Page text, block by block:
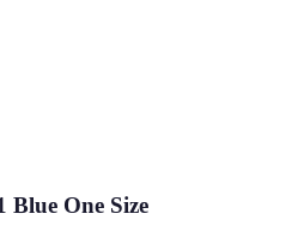
One Size